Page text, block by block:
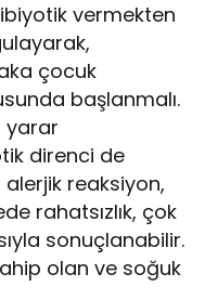
vermekten
çocuk
başlanmalı.
yarar
direnci de
alerjik reaksiyon,
rahatsızlık, çok
sonuçlanabilir.
olan ve soğuk